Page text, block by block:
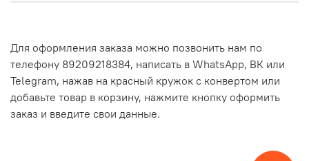
Для оформления заказа можно позвонить нам по
телефону 89209218384, написать в WhatsApp, ВК или
Telegram, нажав на красный кружок с конвертом или
добавьте товар в корзину, нажмите кнопку оформить
заказ и введите свои данные.